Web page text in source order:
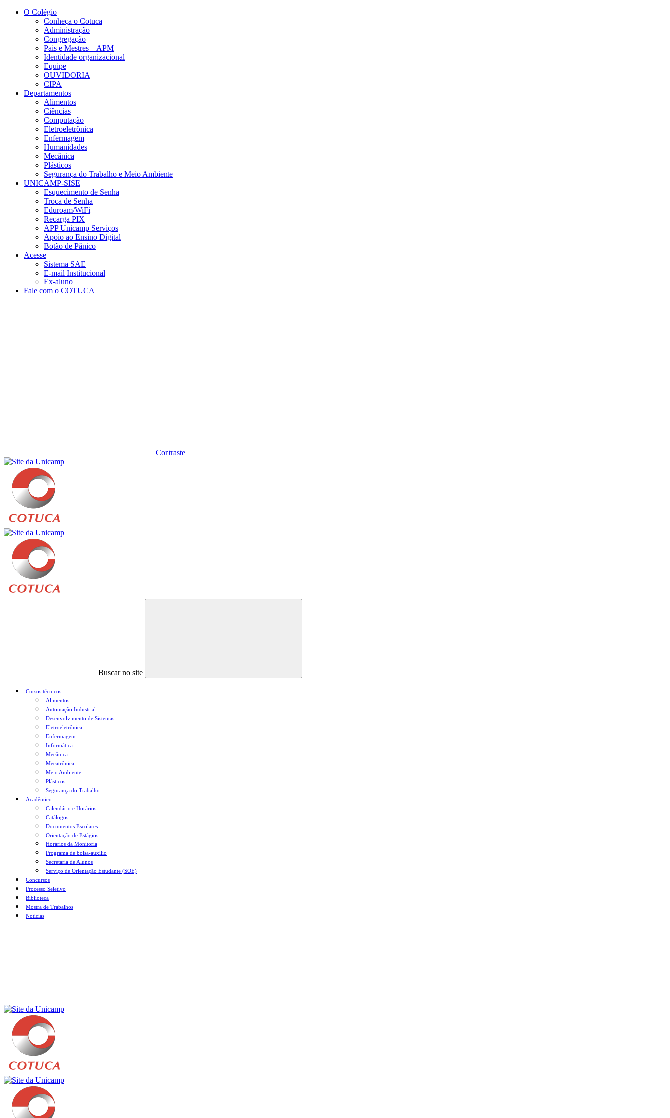
Conteúdo principal
O Colégio
Conheça o Cotuca
Administração
Congregação
Pais e Mestres – APM
Identidade organizacional
Equipe
OUVIDORIA
CIPA
Departamentos
Alimentos
Ciências
Computação
Eletroeletrônica
Enfermagem
Humanidades
Mecânica
Plásticos
Segurança do Trabalho e Meio Ambiente
UNICAMP-SISE
Esquecimento de Senha
Troca de Senha
Eduroam/WiFi
Recarga PIX
APP Unicamp Serviços
Apoio ao Ensino Digital
Botão de Pânico
Acesse
Sistema SAE
E-mail Institucional
Ex-aluno
Fale com o COTUCA
Contraste
Buscar no site
Buscar
Cursos técnicos
Alimentos
Automação Industrial
Desenvolvimento de Sistemas
Eletroeletrônica
Enfermagem
Informática
Mecânica
Mecatrônica
Meio Ambiente
Plásticos
Segurança do Trabalho
Acadêmico
Calendário e Horários
Catálogos
Documentos Escolares
Orientação de Estágios
Horários da Monitoria
Programa de bolsa-auxílio
Secretaria de Alunos
Serviço de Orientação Estudante (SOE)
Concursos
Processo Seletivo
Biblioteca
Mostra de Trabalhos
Notícias